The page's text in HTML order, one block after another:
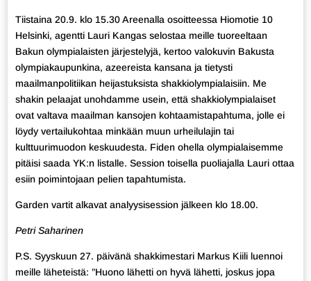
Tiistaina 20.9. klo 15.30 Areenalla osoitteessa Hiomotie 10
Helsinki, agentti Lauri Kangas selostaa meille tuoreeltaan
Bakun olympialaisten järjestelyjä, kertoo valokuvin Bakusta
olympiakaupunkina, azeereista kansana ja tietysti
maailmanpolitiikan heijastuksista shakkiolympialaisiin. Me
shakin pelaajat unohdamme usein, että shakkiolympialaiset
ovat valtava maailman kansojen kohtaamistapahtuma, jolle ei
löydy vertailukohtaa minkään muun urheilulajin tai
kulttuurimuodon keskuudesta. Fiden ohella olympialaisemme
pitäisi saada YK:n listalle. Session toisella puoliajalla Lauri ottaa
esiin poimintojaan pelien tapahtumista.
Garden vartit alkavat analyysisession jälkeen klo 18.00.
Petri Saharinen
P.S. Syyskuun 27. päivänä shakkimestari Markus Kiili luennoi
meille läheteistä: ”Huono lähetti on hyvä lähetti, joskus jopa